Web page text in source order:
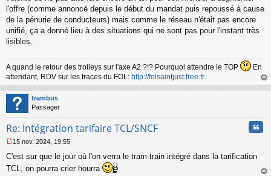
s
g
e
n
l
u
l'offre (comme annoncé depuis le début du mandat puis repoussé à cause
de la pénurie de conducteurs) mais comme le réseau n'était pas encore
unifié, ça a donné lieu à des situations qui ne sont pas pour l'instant très
lisibles.
A quand le retour des trolleys sur l'axe A2 ?!? Pourquoi attendre le TOP
En
attendant, RDV sur les traces du FOL: http://folsaintjust.free.fr.
au
trambus
Passager
Re: Intégration tarifaire TCL/SNCF
e
s
15 nov. 2024, 19:55
C'est sur que le jour où l'on verra le tram-train intégré dans la tarification
TCL, on pourra crier hourra